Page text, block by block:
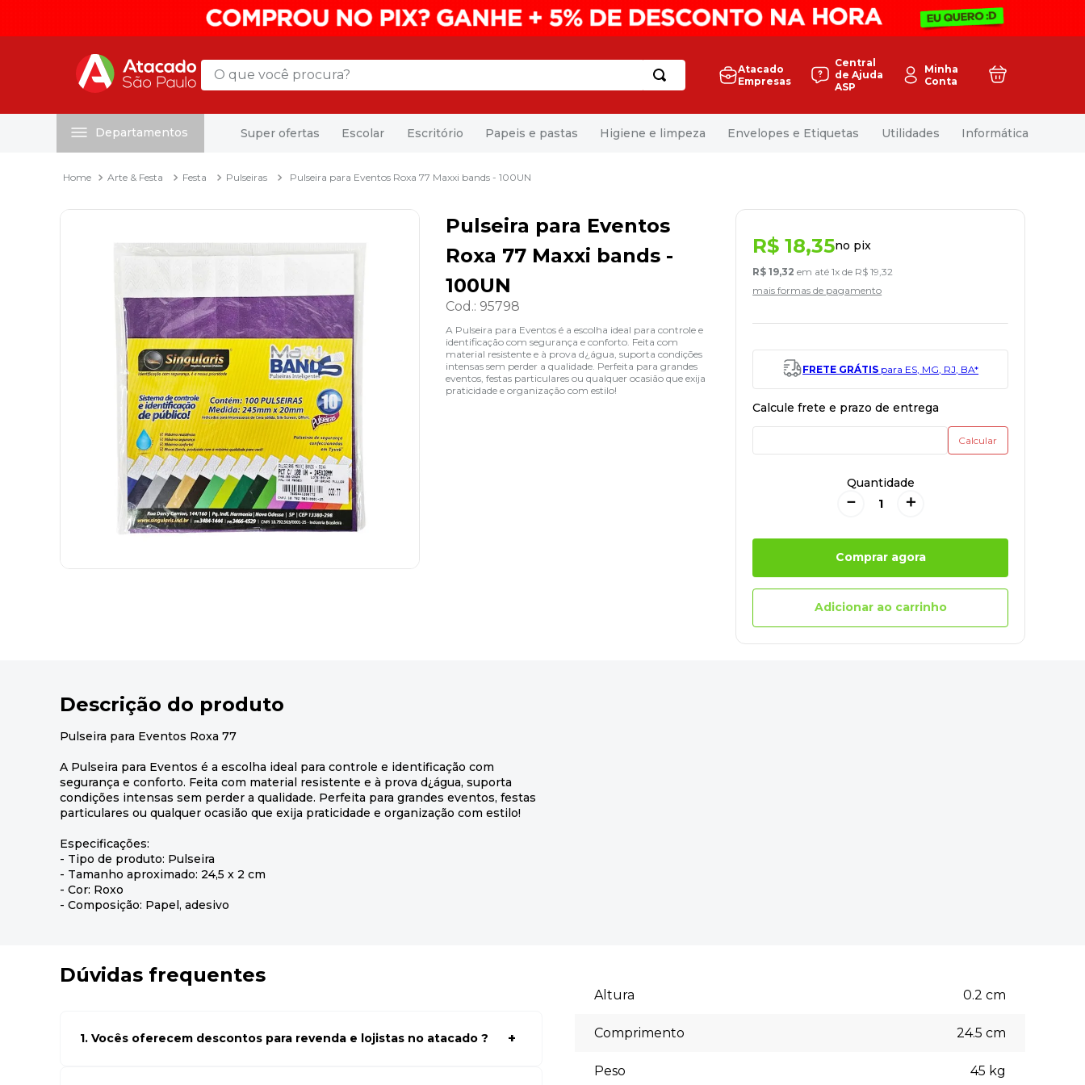
O que você procura?
Atacado
Empresas
Central
de Ajuda
ASP
Minha
Conta
Departamentos Super ofertas Escolar Escritório Papeis e pastas Higiene e limpeza Envelopes e Etiquetas Utilidades Informática
Arte & Festa Festa Pulseiras Pulseira para Eventos Roxa 77 Maxxi bands - 100UN
Pulseira para Eventos
Roxa 77 Maxxi bands -
100UN
Cod.: 95798
A Pulseira para Eventos é a escolha ideal para controle e
identificação com segurança e conforto. Feita com
material resistente e à prova d¿água, suporta condições
intensas sem perder a qualidade. Perfeita para grandes
eventos, festas particulares ou qualquer ocasião que exija
praticidade e organização com estilo!
R$ 18,35no pix
R$ 19,32 em até1x de R$ 19 ,32
mais formas de pagamento
FRETE GRÁTIS para ES, MG, RJ, BA*
Quantidade
＋
－
Comprar agora
Adicionar ao carrinho
Descrição do produto
Pulseira para Eventos Roxa 77
A Pulseira para Eventos é a escolha ideal para controle e identificação com
segurança e conforto. Feita com material resistente e à prova d¿água, suporta
condições intensas sem perder a qualidade. Perfeita para grandes eventos, festas
particulares ou qualquer ocasião que exija praticidade e organização com estilo!
Especificações:
- Tipo de produto: Pulseira
- Tamanho aproximado: 24,5 x 2 cm
- Cor: Roxo
- Composição: Papel, adesivo
Dúvidas frequentes
1. Vocês oferecem descontos para revenda e lojistas no atacado ?
Altura 0.2 cm
Comprimento 24.5 cm
Peso 45 kg
papel toalha
caixa organizadora